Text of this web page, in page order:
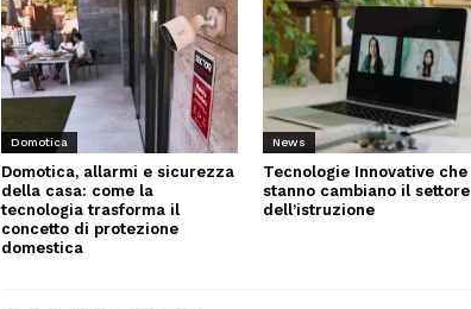
Domotica
Domotica, allarmi e sicurezza
della casa: come la
tecnologia trasforma il
concetto di protezione
domestica
News
Tecnologie Innovative che
stanno cambiano il settore
dell’istruzione